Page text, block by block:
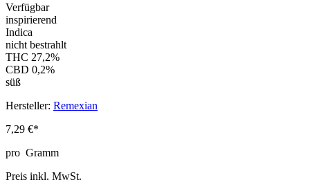
Verfügbar
inspirierend
Indica
nicht bestrahlt
THC 27,2%
CBD 0,2%
süß
Hersteller: Remexian
7,29 €*
pro Gramm
Preis inkl. MwSt.